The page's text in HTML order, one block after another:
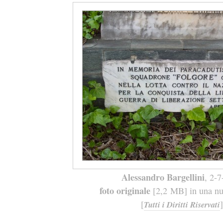
Alessandro Bargellini, 2-
foto originale[2,2 MB] in una
[Tutti i Diritti Riservati]